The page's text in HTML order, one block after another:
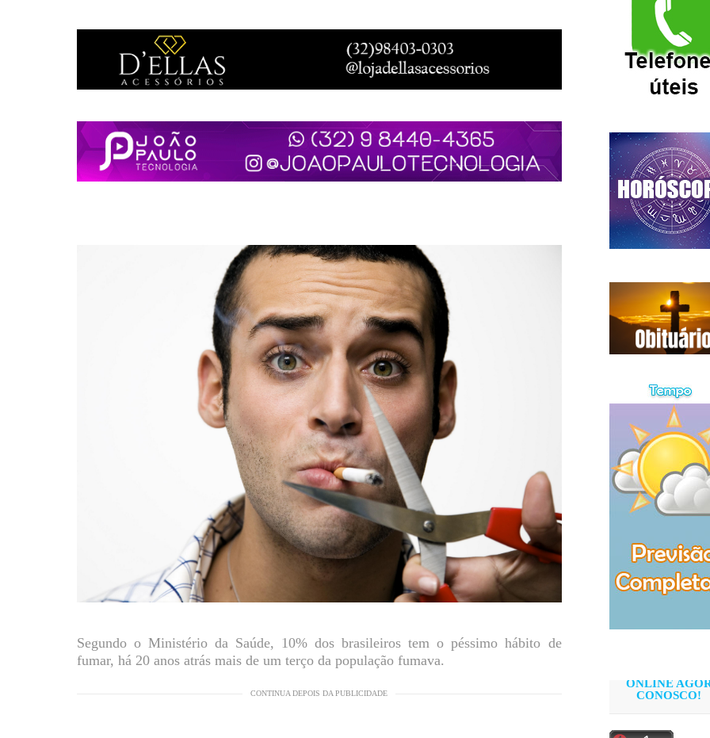
Segundo o Ministério da Saúde, 10% dos brasileiros tem o péssimo hábito de
fumar, há 20 anos atrás mais de um terço da população fumava.
CONTINUA DEPOIS DA PUBLICIDADE
ONLINE
CONOSCO!